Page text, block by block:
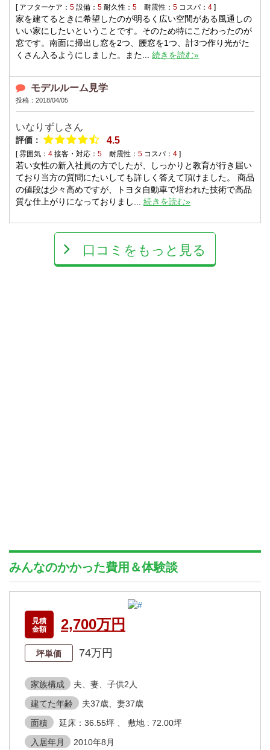
[ アフターケア： 5 設備： 5 耐久性： 5 耐震性： 5 コスパ： 4 ]
家を建てるときに希望したのが明るく広い空間がある風通しの
いい家にしたいということです。そのため特にこだわったのが
窓です。南面に掃出し窓を2つ、腰窓を1つ、計3つ作り光がた
くさん入るようにしました。また... 続きを読む»
モデルルーム見学
投稿：2018/04/05
いなりずし さん
評価： 4.5
[ 雰囲気： 4 接客・対応： 5 耐震性： 5 コスパ： 4 ]
若い女性の新入社員の方でしたが、しっかりと教育が行き届い
ており当方の質問にたいしても詳しく答えて頂けました。 商品
の値段は少々高めですが、トヨタ自動車で培われた技術で高品
質な仕上がりになっておりまし... 続きを読む»
口コミをもっと見る
みんなのかかった費用＆体験談
見積
金額
2,700万円
坪単価 74万円
家族構成
夫、妻、子供2人
建てた年齢
夫37歳、妻37歳
面積
延床：36.55坪 、 敷地 : 72.00坪
入居年月
2010年8月